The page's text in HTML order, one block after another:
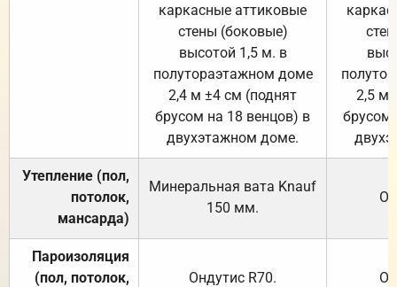
каркасные аттиковые
стены (боковые)
высотой 1,5 м. в
полутораэтажном доме
2,4 м ±4 см (поднят
брусом на 18 венцов) в
двухэтажном доме.
2,5 м
брусом
Утепление (пол,
потолок,
мансарда)
Минеральная вата Knauf
150 мм.
Пароизоляция
(пол, потолок,
Ондутис R70.